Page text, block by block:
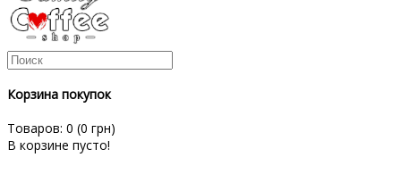
Корзина покупок
Товаров: 0 (0 грн)
В корзине пусто!